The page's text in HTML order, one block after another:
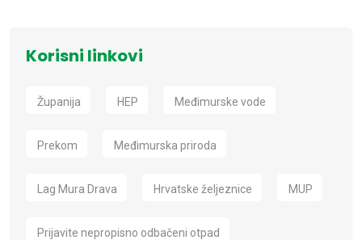
Korisni linkovi
Županija HEP Međimurske vode
Prekom Međimurska priroda
Lag Mura Drava Hrvatske željeznice MUP
Prijavite nepropisno odbačeni otpad